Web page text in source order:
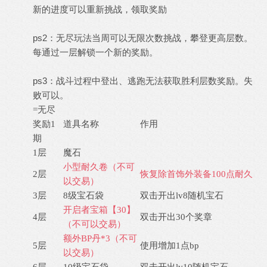
新的进度可以重新挑战，领取奖励
ps2：无尽玩法当周可以无限次数挑战，攀登更高层数。
每通过一层解锁一个新的奖励。
ps3：战斗过程中登出、逃跑无法获取胜利层数奖励。失
败可以。
=无尽
奖励1
期
道具名称 作用
1层 魔石
2层
小型耐久卷（不可
以交易）
恢复除首饰外装备100点耐久
3层 8级宝石袋 双击开出lv8随机宝石
4层
开启者宝箱【30】
（不可以交易）
双击开出30个奖章
5层
额外BP丹*3（不可
以交易）
使用增加1点bp